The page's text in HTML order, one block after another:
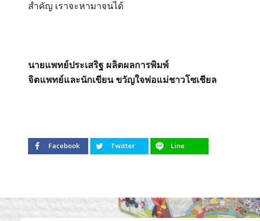
สำคัญ เราจะหามาจนได้
นายแพทย์ประเสริฐ ผลิตผลการพิมพ์
จิตแพทย์และนักเขียน ขวัญใจพ่อแม่ชาวโซเชียล
Facebook Twitter Line